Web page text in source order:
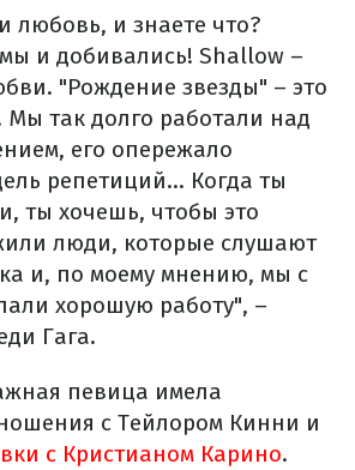
любовь, и знаете что?
и добивались! Shallow –
"Рождение звезды" – это
так долго работали над
его опережало
репетиций... Когда ты
ты хочешь, чтобы это
люди, которые слушают
и, по моему мнению, мы с
хорошую работу", –
Гага.
певица имела
с Тейлором Кинни и
с Кристианом Карино.